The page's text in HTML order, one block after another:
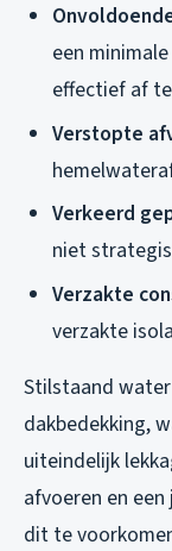
een
effectief af
Verstopte
Verkeerd
niet
Verzakte
verzakte
Stilstaand
dakbedekking,
uiteindelijk
afvoeren en
dit te